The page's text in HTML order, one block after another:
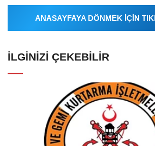
ANASAYFAYA DÖNMEK İÇİN
İLGINIZI ÇEKEBILIR